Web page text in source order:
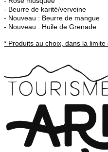
- Beurre de karité/verveine
- Nouveau : Beurre de mangue
- Nouveau : Huile de Grenade
* Produits au choix, dans la